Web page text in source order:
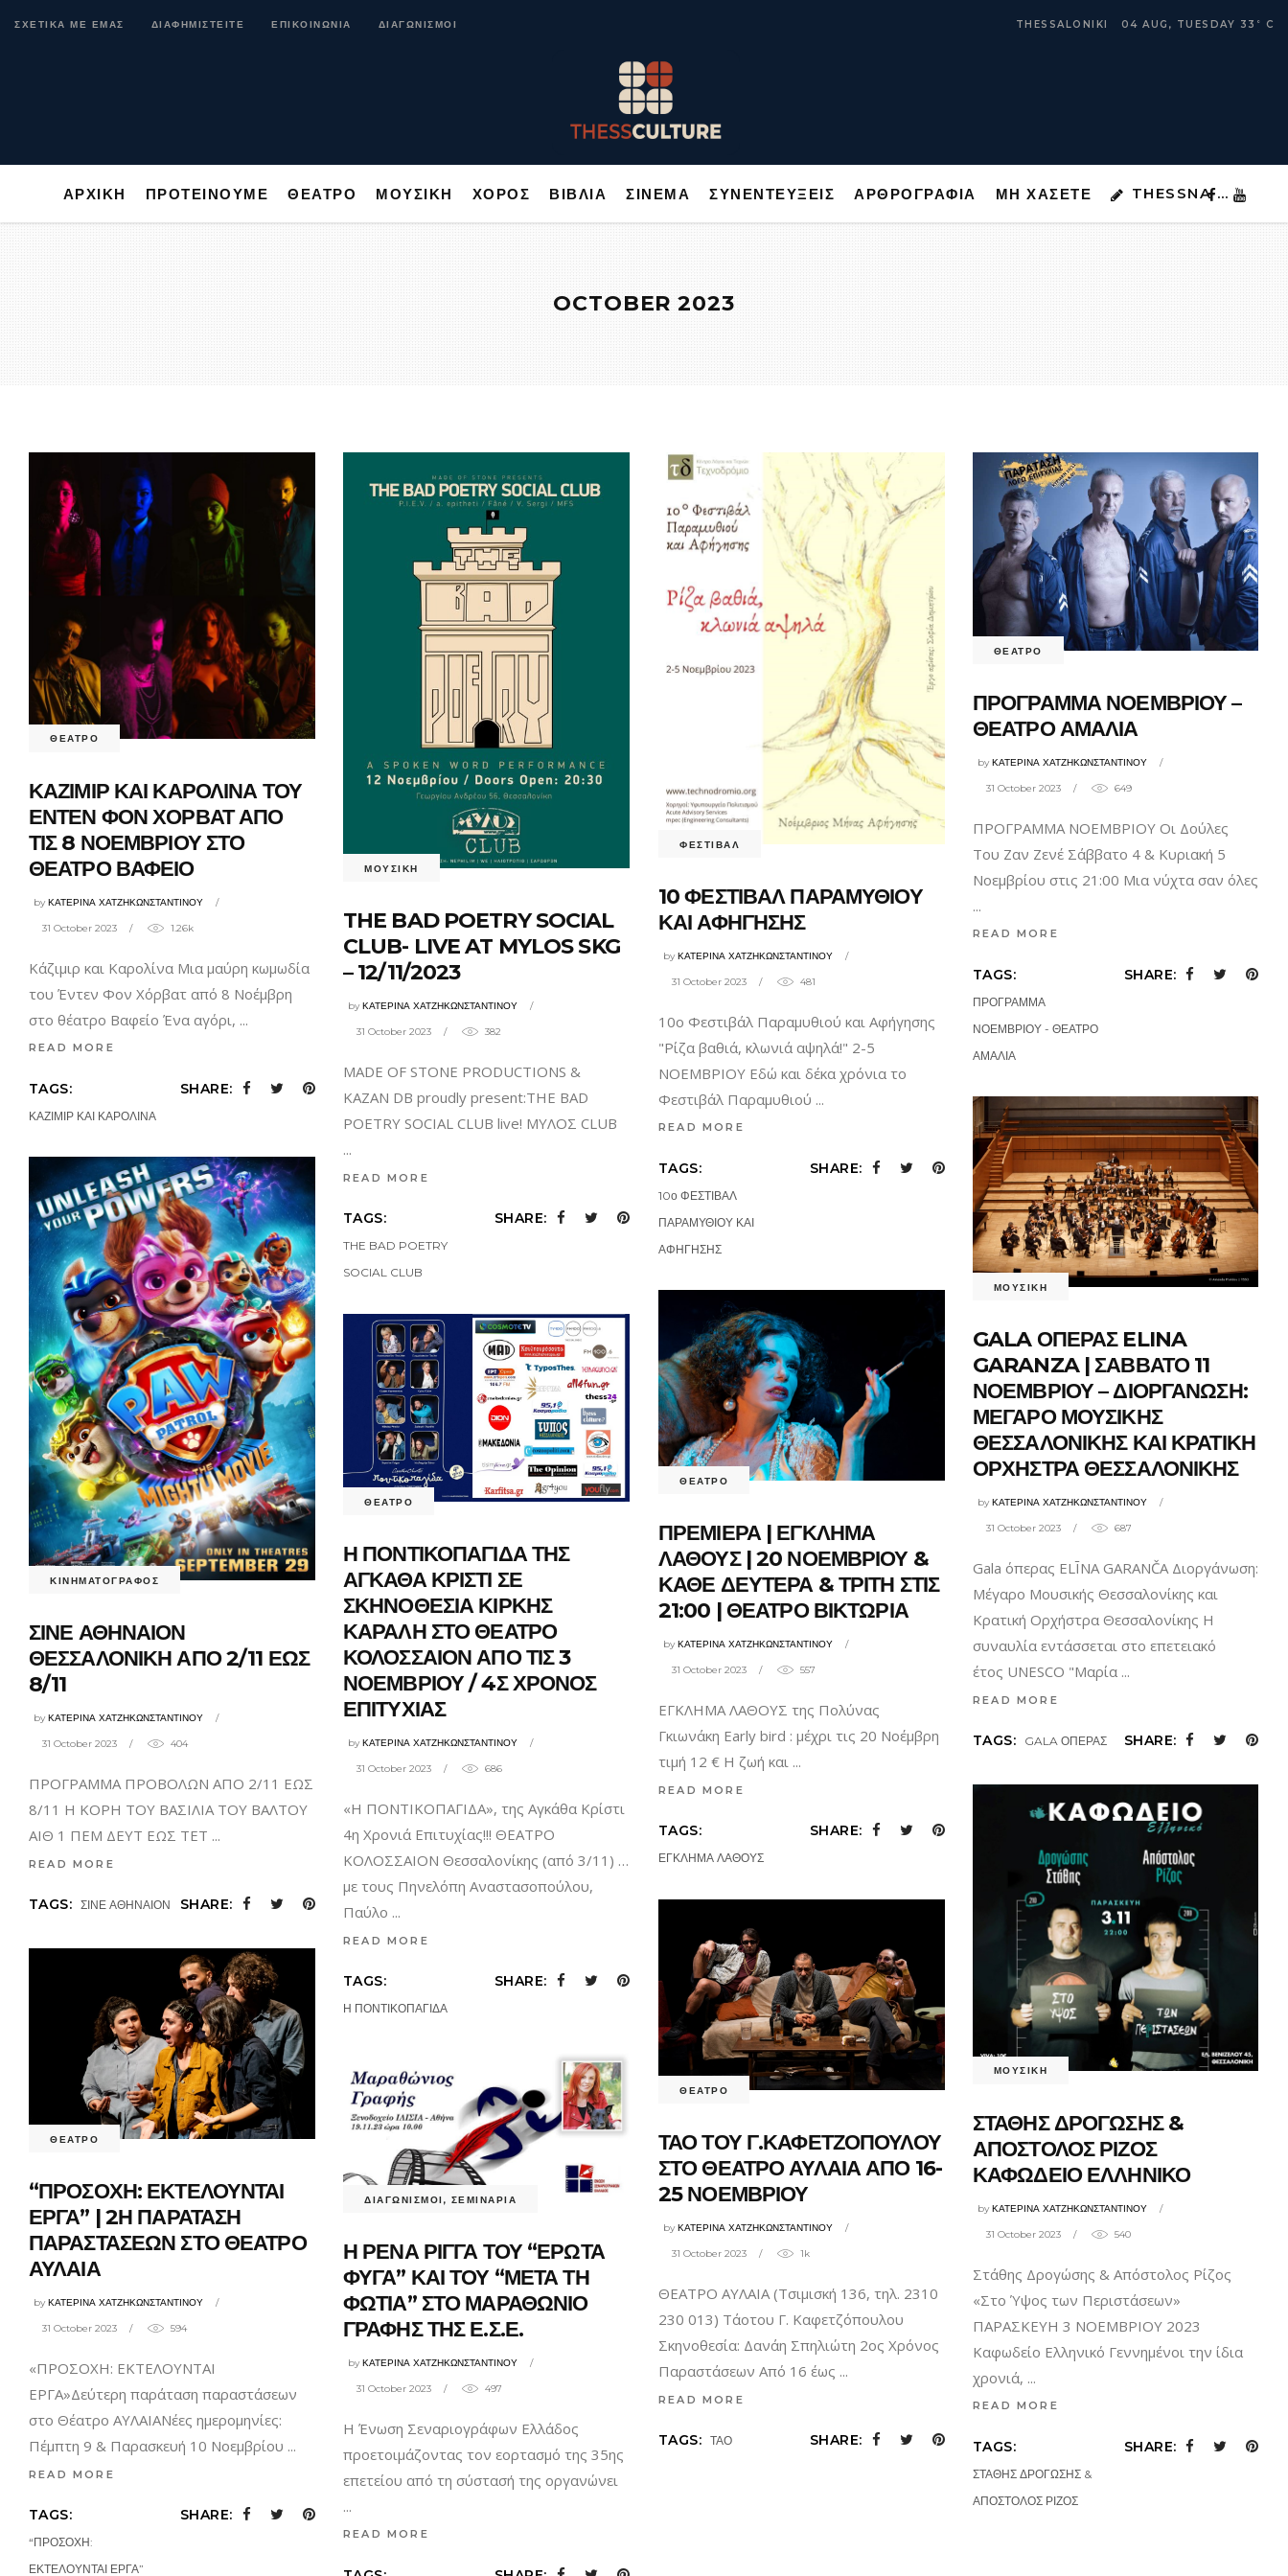
ΣΧΕΤΙΚΑ ΜΕ ΕΜΑΣ ΔΙΑΦΗΜΙΣΤΕΙΤΕ ΕΠΙΚΟΙΝΩΝΙΑ ΔΙΑΓΩΝΙΣΜΟΙ THESSALONIKI 04 AUG, TUESDAY 33 ° C
ΑΡΧΙΚΗ ΠΡΟΤΕΙΝΟΥΜΕ ΘΕΑΤΡΟ ΜΟΥΣΙΚΗ ΧΟΡΟΣ ΒΙΒΛΙΑ ΣΙΝΕΜΑ ΣΥΝΕΝΤΕΥΞΕΙΣ ΑΡΘΡΟΓΡΑΦΙΑ ΜΗ ΧΑΣΕΤΕ THESSNA …
ΑΡΧΙΚΗ ΠΡΟΤΕΙΝΟΥΜΕ ΘΕΑΤΡΟ ΜΟΥΣΙΚΗ ΜΗ ΧΑΣΕΤΕ THESSNA …
OCTOBER 2023
ΘΕΑΤΡΟ
ΚΑΖΙΜΙΡ ΚΑΙ ΚΑΡΟΛΙΝΑ ΤΟΥ
ΕΝΤΕΝ ΦΟΝ ΧΟΡΒΑΤ ΑΠΟ
ΤΙΣ 8 ΝΟΕΜΒΡΙΟΥ ΣΤΟ
ΘΕΑΤΡΟ ΒΑΦΕΙΟ
byΚΑΤΕΡΙΝΑ ΧΑΤΖΗΚΩΝΣΤΑΝΤΙΝΟΥ
31 October 2023 1.26k
Κάζιμιρ και Καρολίνα Μια μαύρη κωμωδία
του Έντεν Φον Χόρβατ από 8 Νοέμβρη
στο θέατρο Βαφείο Ένα αγόρι,
READ MORE
TAGS:
ΚΑΖΙΜΙΡ ΚΑΙ ΚΑΡΟΛΙΝΑ
SHARE:
ΜΟΥΣΙΚΗ
THE BAD POETRY SOCIAL
CLUB- LIVE AT MYLOS SKG
– 12/11/2023
byΚΑΤΕΡΙΝΑ ΧΑΤΖΗΚΩΝΣΤΑΝΤΙΝΟΥ
31 October 2023 382
MADE OF STONE PRODUCTIONS &
KAZAN DB proudly present:THE BAD
POETRY SOCIAL CLUB live! ΜΥΛΟΣ CLUB
READ MORE
TAGS:
THE BAD POETRY
SOCIAL CLUB
SHARE:
ΦΕΣΤΙΒΑΛ
10 ΦΕΣΤΙΒΑΛ ΠΑΡΑΜΥΘΙΟΥ
ΚΑΙ ΑΦΗΓΗΣΗΣ
byΚΑΤΕΡΙΝΑ ΧΑΤΖΗΚΩΝΣΤΑΝΤΙΝΟΥ
31 October 2023 481
10ο Φεστιβάλ Παραμυθιού και Αφήγησης
"Ρίζα βαθιά, κλωνιά αψηλά!" 2-5
ΝΟΕΜΒΡΙΟΥ Εδώ και δέκα χρόνια το
Φεστιβάλ Παραμυθιού
READ MORE
TAGS:
10ο ΦΕΣΤΙΒΑΛ
ΠΑΡΑΜΥΘΙΟΥ ΚΑΙ
ΑΦΗΓΗΣΗΣ
SHARE:
ΘΕΑΤΡΟ
ΠΡΟΓΡΑΜΜΑ ΝΟΕΜΒΡΙΟΥ –
ΘΕΑΤΡΟ ΑΜΑΛΙΑ
byΚΑΤΕΡΙΝΑ ΧΑΤΖΗΚΩΝΣΤΑΝΤΙΝΟΥ
31 October 2023 649
ΠΡΟΓΡΑΜΜΑ ΝΟΕΜΒΡΙΟΥ Οι Δούλες
Του Ζαν Ζενέ Σάββατο 4 & Κυριακή 5
Νοεμβρίου στις 21:00 Μια νύχτα σαν όλες
READ MORE
TAGS:
ΠΡΟΓΡΑΜΜΑ
ΝΟΕΜΒΡΙΟΥ - ΘΕΑΤΡΟ
ΑΜΑΛΙΑ
SHARE:
ΜΟΥΣΙΚΗ
GALA ΟΠΕΡΑΣ ELINA
GARANZA | ΣΑΒΒΑΤΟ 11
ΝΟΕΜΒΡΙΟΥ – ΔΙΟΡΓΑΝΩΣΗ:
ΜΕΓΑΡΟ ΜΟΥΣΙΚΗΣ
ΘΕΣΣΑΛΟΝΙΚΗΣ ΚΑΙ ΚΡΑΤΙΚΗ
ΟΡΧΗΣΤΡΑ ΘΕΣΣΑΛΟΝΙΚΗΣ
byΚΑΤΕΡΙΝΑ ΧΑΤΖΗΚΩΝΣΤΑΝΤΙΝΟΥ
31 October 2023 687
Gala όπερας ELĪNA GARANČA Διοργάνωση:
Μέγαρο Μουσικής Θεσσαλονίκης και
Κρατική Ορχήστρα Θεσσαλονίκης H
συναυλία εντάσσεται στο επετειακό
έτος UNESCO "Μαρία
READ MORE
TAGS: GALA ΟΠΕΡΑΣ SHARE:
ΚΙΝΗΜΑΤΟΓΡΑΦΟΣ
ΣΙΝΕ ΑΘΗΝΑΙΟΝ
ΘΕΣΣΑΛΟΝΙΚΗ ΑΠΟ 2/11 ΕΩΣ
8/11
byΚΑΤΕΡΙΝΑ ΧΑΤΖΗΚΩΝΣΤΑΝΤΙΝΟΥ
31 October 2023 404
ΠΡΟΓΡΑΜΜΑ ΠΡΟΒΟΛΩΝ ΑΠΟ 2/11 ΕΩΣ
8/11 Η ΚΟΡΗ ΤΟΥ ΒΑΣΙΛΙΑ ΤΟΥ ΒΑΛΤΟΥ
ΑΙΘ 1 ΠΕΜ ΔΕΥΤ ΕΩΣ ΤΕΤ
READ MORE
TAGS: ΣΙΝΕ ΑΘΗΝΑΙΟΝ SHARE:
ΘΕΑΤΡΟ
ΠΡΕΜΙΕΡΑ | ΕΓΚΛΗΜΑ
ΛΑΘΟΥΣ | 20 ΝΟΕΜΒΡΙΟΥ &
ΚΑΘΕ ΔΕΥΤΕΡΑ & ΤΡΙΤΗ ΣΤΙΣ
21:00 | ΘΕΑΤΡΟ ΒΙΚΤΩΡΙΑ
byΚΑΤΕΡΙΝΑ ΧΑΤΖΗΚΩΝΣΤΑΝΤΙΝΟΥ
31 October 2023 557
ΕΓΚΛΗΜΑ ΛΑΘΟΥΣ της Πολύνας
Γκιωνάκη Early bird : μέχρι τις 20 Νοέμβρη
τιμή 12 € Η ζωή και
READ MORE
TAGS:
ΕΓΚΛΗΜΑ ΛΑΘΟΥΣ
SHARE:
ΘΕΑΤΡΟ
Η ΠΟΝΤΙΚΟΠΑΓΙΔΑ ΤΗΣ
ΑΓΚΑΘΑ ΚΡΙΣΤΙ ΣΕ
ΣΚΗΝΟΘΕΣΙΑ ΚΙΡΚΗΣ
ΚΑΡΑΛΗ ΣΤΟ ΘΕΑΤΡΟ
ΚΟΛΟΣΣΑΙΟΝ ΑΠΟ ΤΙΣ 3
ΝΟΕΜΒΡΙΟΥ / 4Σ ΧΡΟΝΟΣ
ΕΠΙΤΥΧΙΑΣ
byΚΑΤΕΡΙΝΑ ΧΑΤΖΗΚΩΝΣΤΑΝΤΙΝΟΥ
31 October 2023 686
«Η ΠΟΝΤΙΚΟΠΑΓΙΔΑ», της Αγκάθα Κρίστι
4η Χρονιά Επιτυχίας!!! ΘΕΑΤΡΟ
ΚΟΛΟΣΣΑΙΟΝ Θεσσαλονίκης (από 3/11) …
με τους Πηνελόπη Αναστασοπούλου,
Παύλο
READ MORE
TAGS:
Η ΠΟΝΤΙΚΟΠΑΓΙΔΑ
SHARE:
ΜΟΥΣΙΚΗ
ΣΤΑΘΗΣ ΔΡΟΓΩΣΗΣ &
ΑΠΟΣΤΟΛΟΣ ΡΙΖΟΣ
ΚΑΦΩΔΕΙΟ ΕΛΛΗΝΙΚΟ
byΚΑΤΕΡΙΝΑ ΧΑΤΖΗΚΩΝΣΤΑΝΤΙΝΟΥ
31 October 2023 540
Στάθης Δρογώσης & Απόστολος Ρίζος
«Στο Ύψος των Περιστάσεων»
ΠΑΡΑΣΚΕΥΗ 3 ΝΟΕΜΒΡΙΟΥ 2023
Καφωδείο Ελληνικό Γεννημένοι την ίδια
χρονιά,
READ MORE
TAGS:
ΣΤΑΘΗΣ ΔΡΟΓΩΣΗΣ &
ΑΠΟΣΤΟΛΟΣ ΡΙΖΟΣ
SHARE:
ΘΕΑΤΡΟ
ΤΑΟ ΤΟΥ Γ.ΚΑΦΕΤΖΟΠΟΥΛΟΥ
ΣΤΟ ΘΕΑΤΡΟ ΑΥΛΑΙΑ ΑΠΟ 16-
25 ΝΟΕΜΒΡΙΟΥ
byΚΑΤΕΡΙΝΑ ΧΑΤΖΗΚΩΝΣΤΑΝΤΙΝΟΥ
31 October 2023 1k
ΘΕΑΤΡΟ ΑΥΛΑΙΑ (Τσιμισκή 136, τηλ. 2310
230 013) Τάοτου Γ. Καφετζόπουλου
Σκηνοθεσία: Δανάη Σπηλιώτη 2ος Χρόνος
Παραστάσεων Από 16 έως
READ MORE
TAGS: ΤΑΟ SHARE:
ΘΕΑΤΡΟ
“ΠΡΟΣΟΧΗ: ΕΚΤΕΛΟΥΝΤΑΙ
ΕΡΓΑ” | 2Η ΠΑΡΑΤΑΣΗ
ΠΑΡΑΣΤΑΣΕΩΝ ΣΤΟ ΘΕΑΤΡΟ
ΑΥΛΑΙΑ
byΚΑΤΕΡΙΝΑ ΧΑΤΖΗΚΩΝΣΤΑΝΤΙΝΟΥ
31 October 2023 594
«ΠΡΟΣΟΧΗ: ΕΚΤΕΛΟΥΝΤΑΙ
ΕΡΓΑ»Δεύτερη παράταση παραστάσεων
στο Θέατρο ΑΥΛΑΙΑΝέες ημερομηνίες:
Πέμπτη 9 & Παρασκευή 10 Νοεμβρίου
READ MORE
TAGS:
“ΠΡΟΣΟΧΗ:
ΕΚΤΕΛΟΥΝΤΑΙ ΕΡΓΑ”
SHARE:
ΔΙΑΓΩΝΙΣΜΟΙ, ΣΕΜΙΝΑΡΙΑ
Η ΡΕΝΑ ΡΙΓΓΑ ΤΟΥ “ΕΡΩΤΑ
ΦΥΓΑ” ΚΑΙ ΤΟΥ “ΜΕΤΑ ΤΗ
ΦΩΤΙΑ” ΣΤΟ ΜΑΡΑΘΩΝΙΟ
ΓΡΑΦΗΣ ΤΗΣ Ε.Σ.Ε.
byΚΑΤΕΡΙΝΑ ΧΑΤΖΗΚΩΝΣΤΑΝΤΙΝΟΥ
31 October 2023 497
Η Ένωση Σεναριογράφων Ελλάδος
προετοιμάζοντας τον εορτασμό της 35ης
επετείου από τη σύστασή της οργανώνει
READ MORE